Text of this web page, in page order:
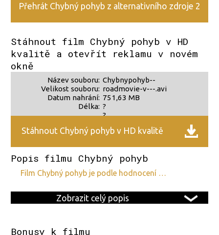
Přehrát Chybný pohyb z alternativního zdroje 2
Stáhnout film Chybný pohyb v HD
kvalitě a otevřít reklamu v novém
okně
Název souboru:
Velikost souboru:
Datum nahrání:
Délka:
Chybnypohyb--
roadmovie-v---.avi
751,63 MB
?
?
Stáhnout Chybný pohyb v HD kvalitě
Popis filmu Chybný pohyb
film Chybný pohyb je podle hodnocení …
Zobrazit celý popis
Bonusy k filmu